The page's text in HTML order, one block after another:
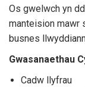
Os gwelwch yn
manteision mawr
busnes
Gwasanaethau
Cadw llyfrau